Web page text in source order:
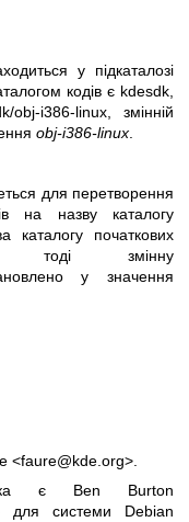
у підкаталозі
кодів є kdesdk,
i386-linux, змінній
obj-i386-linux
для перетворення
на назву каталогу
каталогу початкових
тоді змінну
у значення
<faure@kde.org>.
є Ben Burton
для системи Debian